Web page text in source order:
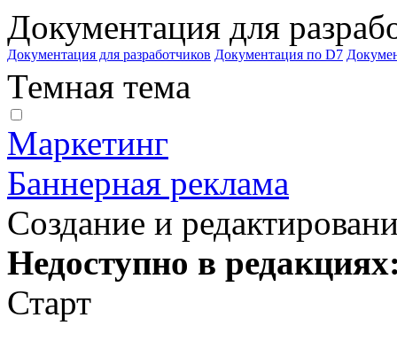
Документация для
Документация для разработчиков Документация по D7
Темная тема
Маркетинг
Баннерная реклама
Создание и
Недоступно в
Старт